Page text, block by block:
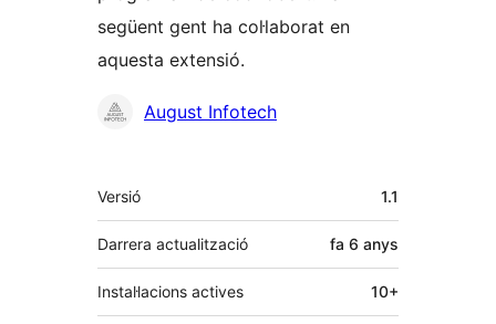
següent gent ha col·laborat en
aquesta extensió.
Col·laboradors
August Infotech
Meta
Versió 1.1
Darrera actualització fa 6 anys
Instal·lacions actives 10+